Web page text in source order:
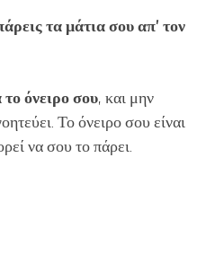
τα μάτια σου απ’ τον
όνειρο σου, και μην
Το όνειρο σου είναι
να σου το πάρει.